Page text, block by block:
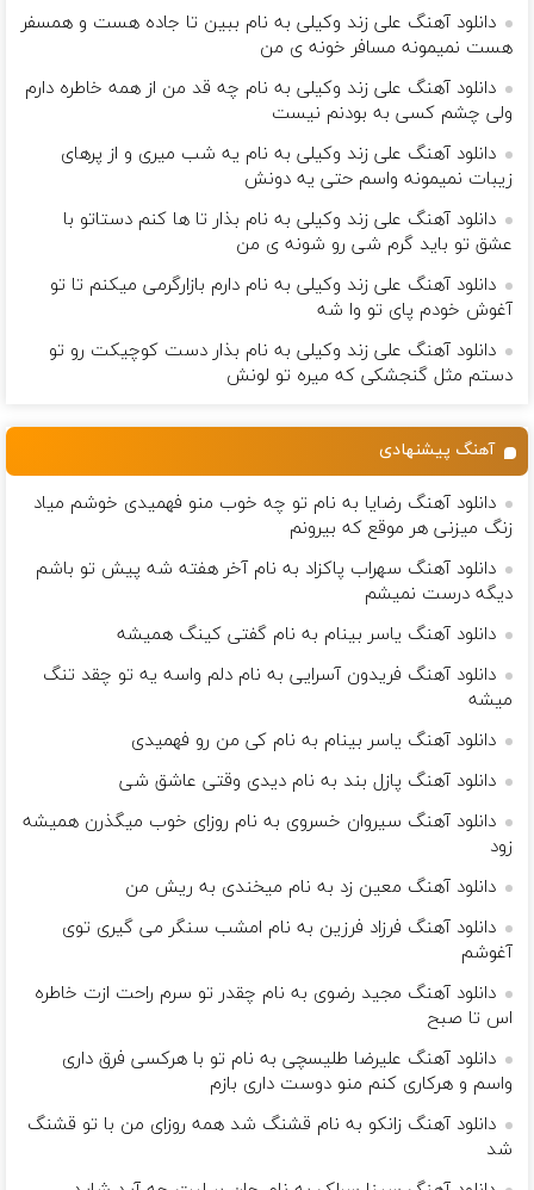
دانلود آهنگ علی زند وکیلی به نام ببین تا جاده هست و همسفر
هست نمیمونه مسافر خونه ی من
دانلود آهنگ علی زند وکیلی به نام چه قد من از همه خاطره دارم
ولی چشم كسی به بودنم نیست
دانلود آهنگ علی زند وکیلی به نام یه شب میرى و از پرهای
زيبات نمیمونه واسم حتی یه دونش
دانلود آهنگ علی زند وکیلی به نام بذار تا ها كنم دستاتو با
عشق تو باید گرم شی رو شونه ى من
دانلود آهنگ علی زند وکیلی به نام دارم بازارگرمی میكنم تا تو
آغوش خودم پای تو وا شه
دانلود آهنگ علی زند وکیلی به نام بذار دست كوچیكت رو تو
دستم مثل گنجشكی كه میره تو لونش
آهنگ پیشنهادی
دانلود آهنگ رضایا به نام تو چه خوب منو فهمیدی خوشم میاد
زنگ میزنی هر موقع که بیرونم
دانلود آهنگ سهراب پاکزاد به نام آخر هفته شه پیش تو باشم
دیگه درست نمیشم
دانلود آهنگ یاسر بینام به نام گفتی کینگ همیشه
دانلود آهنگ فریدون آسرایی به نام دلم واسه یه تو چقد تنگ
میشه
دانلود آهنگ یاسر بینام به نام کی من رو فهمیدی
دانلود آهنگ پازل بند به نام دیدی وقتی عاشق شی
دانلود آهنگ سیروان خسروی به نام روزای خوب میگذرن همیشه
زود
دانلود آهنگ معین زد به نام میخندی به ریش من
دانلود آهنگ فرزاد فرزین به نام اﻣﺸﺐ ﺳﻨﮕﺮ ﻣﻰ ﮔﻴﺮی ﺗﻮی
آﻏﻮﺷﻢ
دانلود آهنگ مجید رضوی به نام چقدر تو سرم راحت ازت خاطره
اس تا صبح
دانلود آهنگ علیرضا طلیسچی به نام تو با هرکسی فرق داری
واسم و هرکاری کنم منو دوست داری بازم
دانلود آهنگ زانکو به نام قشنگ شد همه روزای من با تو قشنگ
شد